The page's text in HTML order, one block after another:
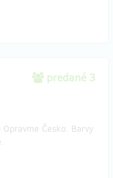
predané 3
Česko. Barvy